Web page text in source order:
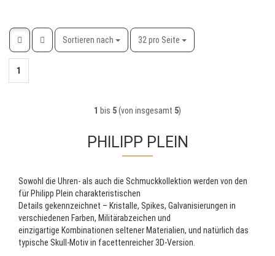
Sortieren nach
Sortieren nach 32 pro Seite
pro Seite
1
1 bis 5(von insgesamt 5)
PHILIPP PLEIN
Sowohl die Uhren- als auch die Schmuckkollektion werden von den
für Philipp Plein charakteristischen
Details gekennzeichnet – Kristalle, Spikes, Galvanisierungen in
verschiedenen Farben, Militärabzeichen und
einzigartige Kombinationen seltener Materialien, und natürlich das
typische Skull-Motiv in facettenreicher 3D-Version.